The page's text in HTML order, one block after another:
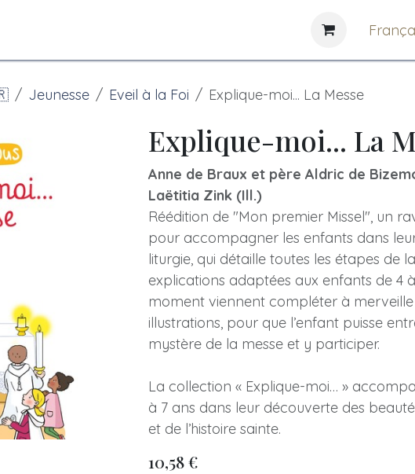
Jeunesse Eveil à la Foi Explique-moi... La Messe
Explique-moi... La
Anne de Braux et père Aldric de
Laëtitia Zink (Ill.)
Réédition de "Mon premier Missel", un
pour accompagner les enfants dans
liturgie, qui détaille toutes les étapes de
explications adaptées aux enfants de 4
moment viennent compléter à
illustrations, pour que l’enfant puisse
mystère de la messe et y participer.
La collection « Explique-moi… »
à 7 ans dans leur découverte des
et de l’histoire sainte.
10,58€